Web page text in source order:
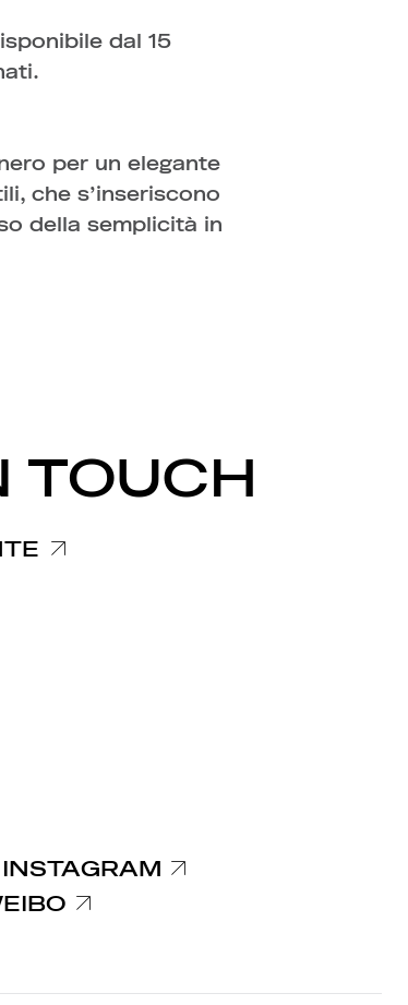
dal 15
per un elegante
che s’inseriscono
della semplicità in
TOUCH
INSTAGRAM